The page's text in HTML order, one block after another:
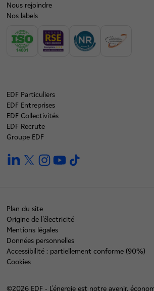
Nous rejoindre
Nos labels
EDF Particuliers
EDF Entreprises
EDF Collectivités
EDF Recrute
Groupe EDF
linkedintwitterinstagramyoutube
Plan du site
Origine de l'électricité
Mentions légales
Données personnelles
Accessibilité : partiellement conforme (90%)
Cookies
©2026 EDF - L'énergie est notre avenir,